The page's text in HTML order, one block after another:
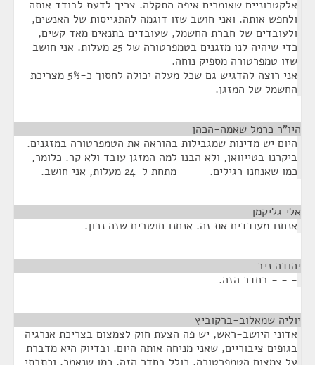
אלקטרוניים שאומרים איפה התקלה. צריך לדעת לבודד אותה
ולחפש אותה. ואני חושב שזו דוגמה להתגייסות של האנשים,
ולעובדים של חברת החשמל, שעובדים בתנאים מאד קשים,
כדי שיהיה לנו מזגנים בטמפרטורה של 25 מעלות. אני חושב
שזו טמפרטורה מספיק נוחה.
אני רוצה להדגיש גם שכל מעלה יכולה לחסוך כ-5% מצריכת
החשמל של המזגן.
היו"ר כרמל שאמה-הכהן
היום יש מדינות שמגבילות בהוראה את הטמפרטורה במזגנים.
ביקרנו בטייוואן, ולא הבנו למה המזגן עובד ולא קר. כלומר,
כמו שאנחנו רגילים. - - - מתחת ל-24 מעלות, אני חושב.
אלי גליקמן
אנחנו מעודדים את זה. אנחנו חושבים שזה נכון.
יהודה ניב
- - - בחדר הזה.
יוליה שמאלוב-ברקוביץ
אדוני היושב-ראש, יש פה הצעת חוק לצמצום בצריכת אנרגיה
בגופים ציבוריים, שאני מניחה אותה היום. ובדיוק היא מדברת